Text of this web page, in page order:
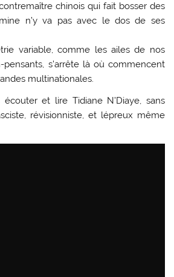
chinois qui fait bosser des
n’y va pas avec le dos de ses
variable, comme les ailes de nos
s’arrête là où commencent
multinationales.
et lire Tidiane N’Diaye, sans
révisionniste, et lépreux même